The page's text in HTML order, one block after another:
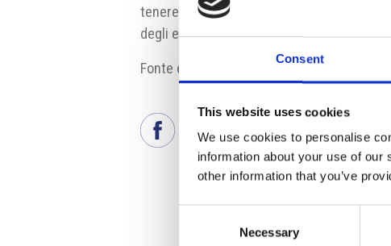
Consent
This website uses cookies
We use cookies to personalise
information about your use of
other information that you’ve
Necessary
tenere, sono buone. Il governo ha infatti
degli eventi sportivi.
Fonte e fonte fotografia:www.runczech.com